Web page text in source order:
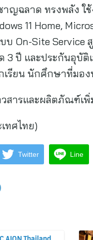
ญฉลาด ทรงพลัง ใ
11 Home,
บ On-Site Service
3 ปี และประกันอุบัติ
เรียน นักศึกษาที่มอ
สารและผลิตภัณฑ์เ
ทศไทย)
Twitter Line